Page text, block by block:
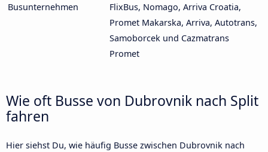
Busunternehmen
FlixBus, Nomago, Arriva Croatia,
Promet Makarska, Arriva, Autotrans,
Samoborcek und Cazmatrans
Promet
Wie oft Busse von Dubrovnik nach Split
fahren
Hier siehst Du, wie häufig Busse zwischen Dubrovnik nach